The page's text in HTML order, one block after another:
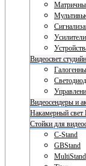
Видеосвет
Видеосендеры и
Накамерный свет
Стойки для
C-Stand
GBStand
MultiStand